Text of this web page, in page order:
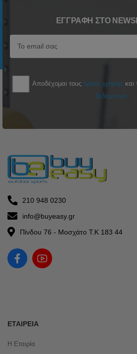
ΕΓΓΡΑΦΉ ΣΤΟ
Αποδέχομαι τους όρους χρήσης και
δεδομένων
210 948 0230
info@buyeasy.gr
Πίνδου 76 - Μοσχάτο Τ.Κ 183 44
ΕΤΑΙΡΕΊΑ
Η Εταιρία